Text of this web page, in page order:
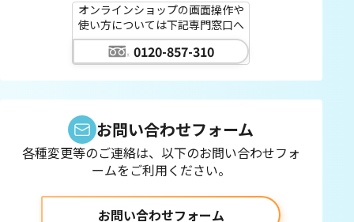
オンラインショップの画面操作や
使い方については下記専門窓口へ
0120-857-310
お問い合わせフォーム
各種変更等のご連絡は、以下のお問い合わせフォ
ームをご利用ください。
お問い合わせフォーム